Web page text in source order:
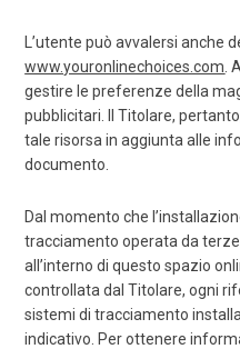
L’utente può avvalersi anche
www.youronlinechoices.com .
gestire le preferenze della
pubblicitari. Il Titolare,
tale risorsa in aggiunta alle
documento.
Dal momento che
tracciamento operata da
all’interno di questo spazio
controllata dal Titolare, ogni
sistemi di tracciamento
indicativo. Per ottenere